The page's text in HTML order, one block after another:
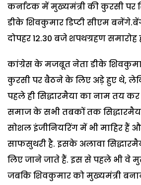
कर्नाटक में मुख्यमंत्री की कुरसी पर
डीके शिवकुमार डिप्टी सीएम
दोपहर 12.30 बजे शपथग्रहण समारोह
कांग्रेस के मजबूत नेता डीके
कुरसी पर बैठने के लिए अड़े हुए थे,
पहले ही सिद्धारमैया का नाम तय
समाज के सभी तबकों तक
सोशल इंजीनियरिंग में भी माहिर हैं
साफसुथरी है. इसके अलावा
लिए जाने जाते हैं. इस से पहले भी वे
जबकि शिवकुमार को मुख्यमंत्री